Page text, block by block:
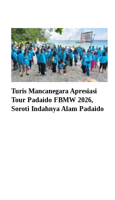
Turis Mancanegara Apresiasi
Tour Padaido FBMW 2026,
Soroti Indahnya Alam Padaido